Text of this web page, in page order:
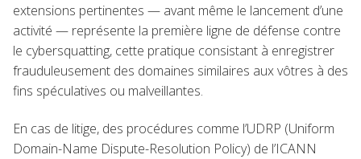
extensions pertinentes — avant même le lancement d’une
activité — représente la première ligne de défense contre
le cybersquatting, cette pratique consistant à enregistrer
frauduleusement des domaines similaires aux vôtres à des
fins spéculatives ou malveillantes.
En cas de litige, des procédures comme l’UDRP (Uniform
Domain-Name Dispute-Resolution Policy) de l’ICANN